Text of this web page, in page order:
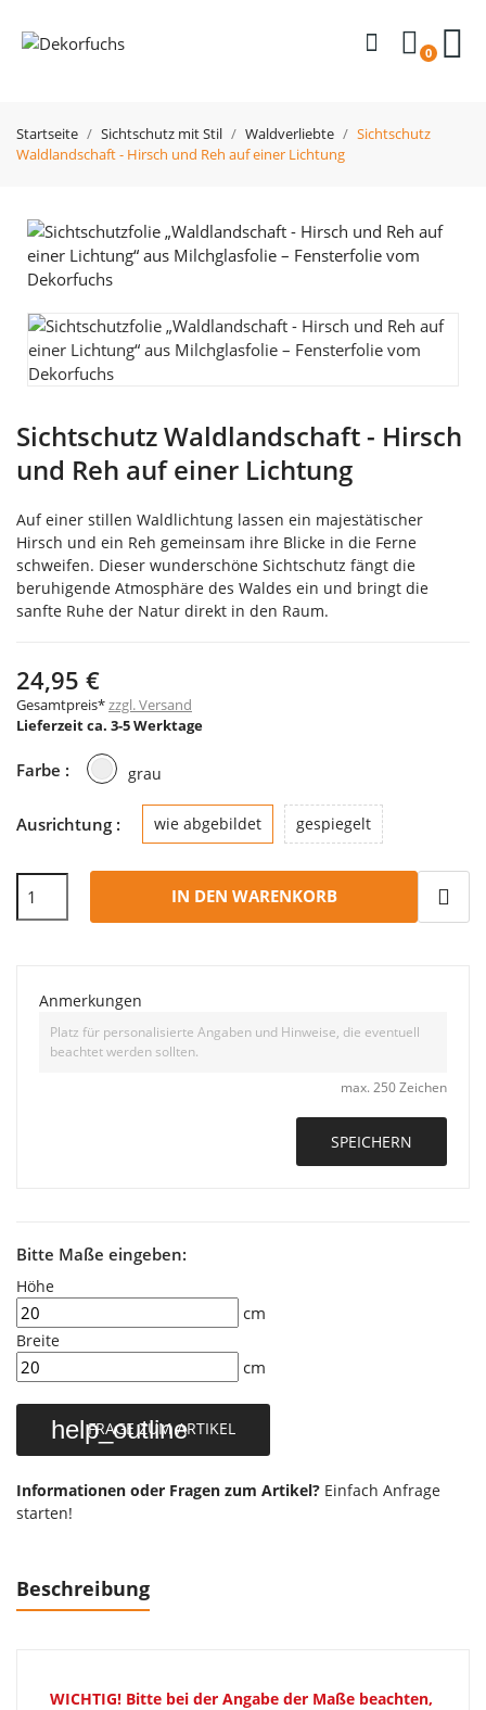
0
Startseite Sichtschutz mit Stil Waldverliebte
Sichtschutz
Waldlandschaft - Hirsch und Reh auf einer Lichtung
Sichtschutz Waldlandschaft - Hirsch
und Reh auf einer Lichtung
Auf einer stillen Waldlichtung lassen ein majestätischer
Hirsch und ein Reh gemeinsam ihre Blicke in die Ferne
schweifen. Dieser wunderschöne Sichtschutz fängt die
beruhigende Atmosphäre des Waldes ein und bringt die
sanfte Ruhe der Natur direkt in den Raum.
24,95 €
Gesamtpreis*zzgl. Versand
Lieferzeit ca. 3-5 Werktage
Farbe : graugrau
Ausrichtung : wie abgebildet gespiegelt
IN DEN WARENKORB
Anmerkungen
max. 250 Zeichen
SPEICHERN
Bitte Maße eingeben:
Höhe
cm
Breite
cm
help_outline
FRAGE ZUM ARTIKEL
Informationen oder Fragen zum Artikel? Einfach Anfrage
starten!
Beschreibung
WICHTIG! Bitte bei der Angabe der Maße beachten,